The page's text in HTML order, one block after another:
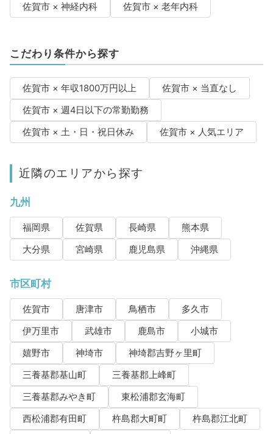
佐賀市 × 神経内科
佐賀市 × 老年内科
こだわり条件から探す
佐賀市 × 年収1800万円以上
佐賀市 × 当直なし
佐賀市 × 週4日以下の常勤勤務
佐賀市 × 土・日・祝日休み
佐賀市 × 人気エリア
近隣のエリアから探す
九州
福岡県 佐賀県 長崎県
熊本県
大分県
宮崎県 鹿児島県 沖縄県
市区町村
佐賀市 唐津市 鳥栖市
多久市
伊万里市
武雄市 鹿島市
小城市
嬉野市
神埼市
神埼郡吉野ヶ里町
三養基郡基山町
三養基郡上峰町
三養基郡みやき町
東松浦郡玄海町
西松浦郡有田町
杵島郡大町町
杵島郡江北町